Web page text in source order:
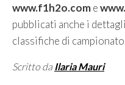
www.f1h2o.come
pubblicati anche i
classifiche di
Scritto da Ilaria Mauri